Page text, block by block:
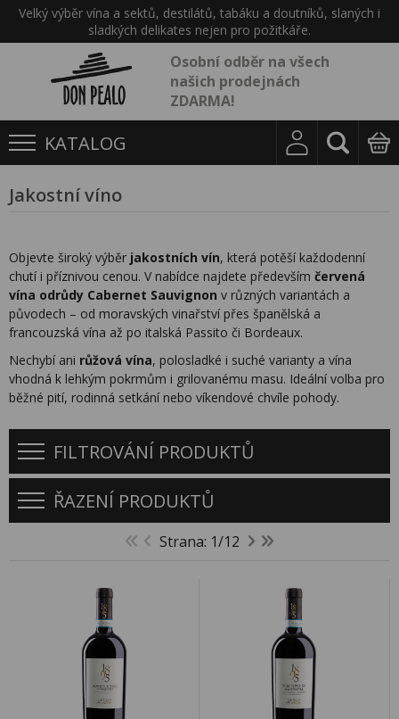
Velký výběr vína a sektů, destilátů, tabáku a doutníků, slaných i
sladkých delikates nejen pro požitkáře.
Osobní odběr na všech
našich prodejnách
ZDARMA!
KATALOG
Jakostní víno
Objevte široký výběr jakostních vín, která potěší každodenní
chutí i příznivou cenou. V nabídce najdete především červená
vína odrůdy Cabernet Sauvignon v různých variantách a
původech – od moravských vinařství přes španělská a
francouzská vína až po italská Passito či Bordeaux.
Nechybí ani růžová vína, polosladké i suché varianty a vína
vhodná k lehkým pokrmům i grilovanému masu. Ideální volba pro
běžné pití, rodinná setkání nebo víkendové chvíle pohody.
FILTROVÁNÍ PRODUKTŮ
ŘAZENÍ PRODUKTŮ
Strana: 1/12